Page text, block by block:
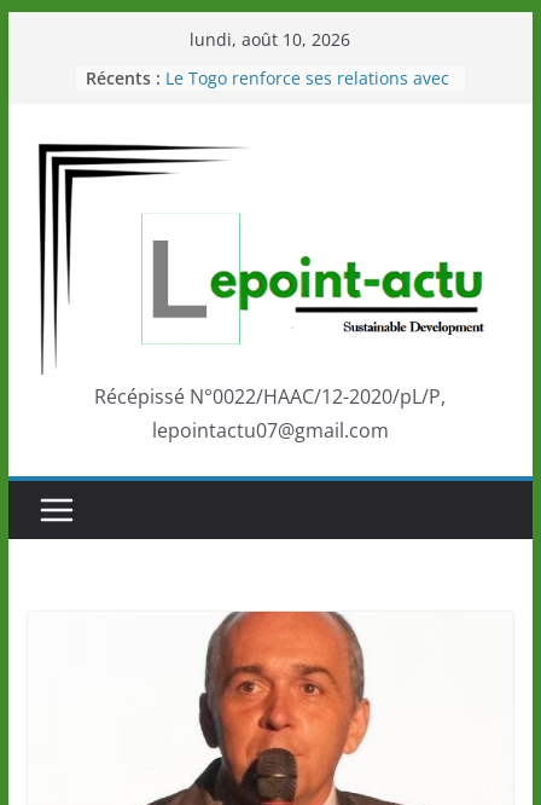
lundi, août 10, 2026
Récents : Le Togo renforce ses relations avec
Éléphants en Côte d’Ivoire
LOTO DETENTE”, un nouveau tirage
marque de confiance au Togo sur
la scène internationale au-delà des
performances de ses athlètes
Togo: Que retenir de la politique
éducation et de l’ambition de
Récépissé N°0022/HAAC/12-2020/pL/P,
lepointactu07@gmail.com